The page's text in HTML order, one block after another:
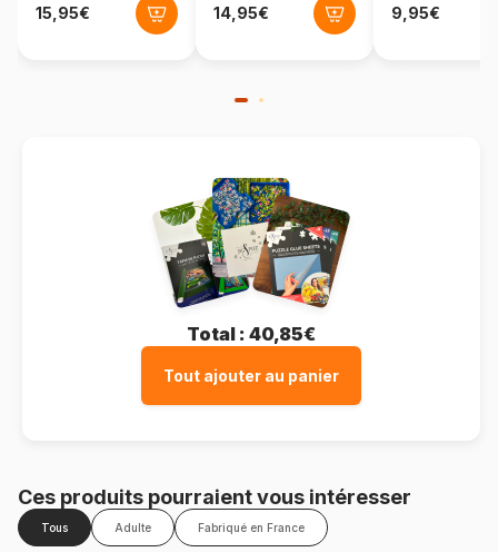
Total : 40,85€
Tout ajouter au panier
Ces produits pourraient vous intéresser
Tous Adulte Fabriqué en France